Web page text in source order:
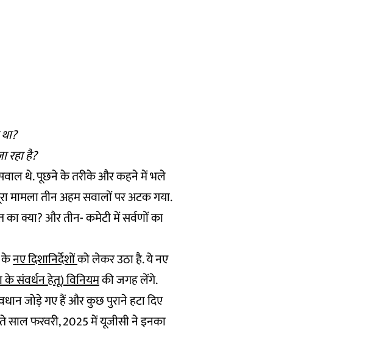
रहा है?
सवाल थे. पूछने के तरीके और कहने में भले
मामला तीन अहम सवालों पर अटक गया.
क्या? और तीन- कमेटी में सर्वणों का
केनए दिशानिर्देशोंको लेकर उठा है. ये नए
के संवर्धन हेतू) विनियमकी जगह लेंगे.
जोड़े गए हैं और कुछ पुराने हटा दिए
साल फरवरी, 2025 में यूजीसी ने इनका